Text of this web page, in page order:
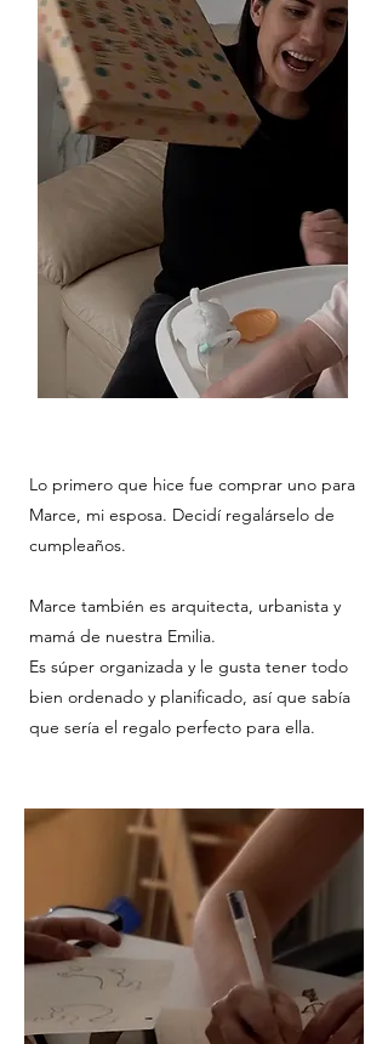
Lo primero que hice fue comprar uno para
Marce, mi esposa. Decidí regalárselo de
cumpleaños.
Marce también es arquitecta, urbanista y
mamá de nuestra Emilia.
Es súper organizada y le gusta tener todo
bien ordenado y planificado, así que sabía
que sería el regalo perfecto para ella.